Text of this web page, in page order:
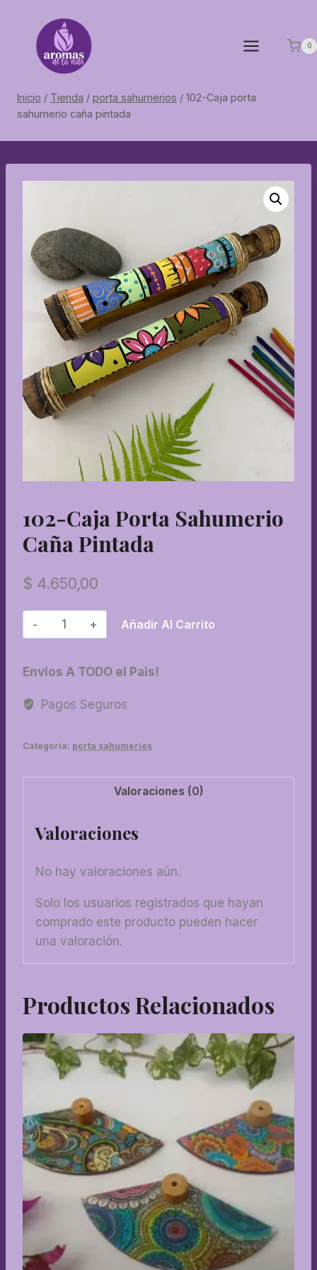
contenido
0
Inicio / Tienda / porta sahumerios / 102-Caja porta
sahumerio caña pintada
102-Caja Porta Sahumerio
Caña Pintada
$ 4.650,00
102-
Caja
sahumerio
pintada
Añadir Al Carrito
Envios A TODO el Pais!
Pagos Seguros
Categoría: porta sahumerios
Valoraciones (0)
Valoraciones
No hay valoraciones aún.
Solo los usuarios registrados que hayan
comprado este producto pueden hacer
una valoración.
Productos Relacionados